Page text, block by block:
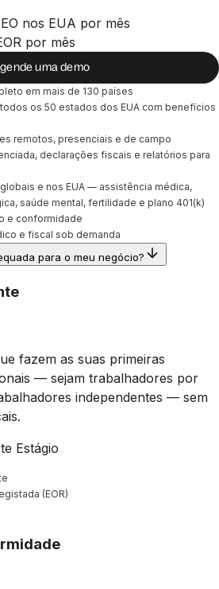
nos EUA por mês
por mês
uma demo
em mais de 130 países
os 50 estados dos EUA com benefícios
remotos, presenciais e de campo
declarações fiscais e relatórios para
e nos EUA — assistência médica,
saúde mental, fertilidade e plano 401(k)
e conformidade
e fiscal sob demanda
para o meu negócio?
fazem as suas primeiras
— sejam trabalhadores por
independentes — sem
Estágio
(EOR)